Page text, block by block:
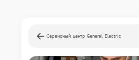
Сервисный центр General Electric